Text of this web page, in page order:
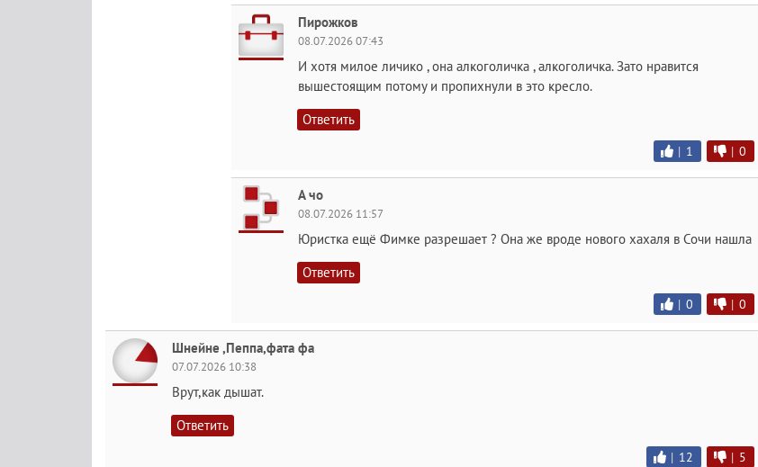
Пирожков
08.07.2026 07:43
И хотя милое личико , она алкоголичка , алкоголичка. Зато нравится
вышестоящим потому и пропихнули в это кресло.
Ответить
| 1 | 0
А чо
08.07.2026 11:57
Юристка ещё Фимке разрешает ? Она же вроде нового хахаля в Сочи нашла
Ответить
| 0 | 0
Шнейне ,Пеппа,фата фа
07.07.2026 10:38
Врут,как дышат.
Ответить
| 12 | 5